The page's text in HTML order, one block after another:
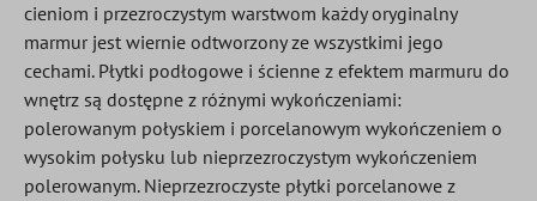
cieniom i przezroczystym warstwom każdy oryginalny
marmur jest wiernie odtworzony ze wszystkimi jego
cechami. Płytki podłogowe i ścienne z efektem marmuru do
wnętrz są dostępne z różnymi wykończeniami:
polerowanym połyskiem i porcelanowym wykończeniem o
wysokim połysku lub nieprzezroczystym wykończeniem
polerowanym. Nieprzezroczyste płytki porcelanowe z